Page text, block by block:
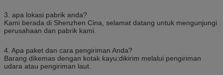
3. apa lokasi pabrik anda?
Kami berada di Shenzhen Cina, selamat datang untuk mengunjungi
perusahaan dan pabrik kami.
4. Apa paket dan cara pengiriman Anda?
Barang dikemas dengan kotak kayu;dikirim melalui pengiriman
udara atau pengiriman laut.